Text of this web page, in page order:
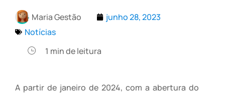
Maria Gestão
junho 28, 2023
Notícias
1 min de leitura
A partir de janeiro de 2024, com a abertura do